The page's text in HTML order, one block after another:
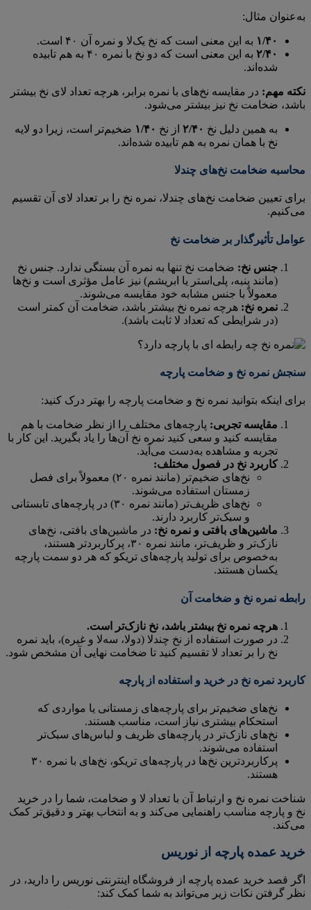
به‌عنوان مثال:
۱/۴۰ به این معنی است که نخ یک‌لا و نمره آن ۴۰ است.
۲/۴۰
به این معنی است که دو نخ با نمره ۴۰ به هم تابیده
شده‌اند.
نکته مهم: در مقایسه نخ‌های با نمره برابر، هرچه تعداد لای نخ بیشتر
باشد، ضخامت نخ نیز بیشتر می‌شود.
به همین دلیل نخ ۲/۴۰ از نخ ۱/۴۰ ضخیم‌تر است، زیرا دو لایه
نخ با همان نمره به هم تابیده شده‌اند.
محاسبه ضخامت نخ‌های چندلا
برای تعیین ضخامت نخ‌های چندلا، نمره نخ را بر تعداد لای آن تقسیم
می‌کنیم.
عوامل تأثیرگذار بر ضخامت نخ
جنس نخ: ضخامت نخ تنها به نمره آن بستگی ندارد. جنس نخ
(مانند پنبه، پلی‌استر یا ابریشم) نیز عامل مؤثری است و نخ‌ها
معمولاً با جنس مشابه خود مقایسه می‌شوند.
نمره نخ: هرچه نمره نخ بیشتر باشد، ضخامت آن کمتر است
(در شرایطی که تعداد لا ثابت باشد).
سنجش نمره نخ و ضخامت پارچه
برای اینکه بتوانید نمره نخ و ضخامت پارچه را بهتر درک کنید:
مقایسه تجربی: پارچه‌های مختلف را از نظر ضخامت با هم
مقایسه کنید و سعی کنید نمره نخ آن‌ها را یاد بگیرید. این کار با
تجربه و مشاهده به‌دست می‌آید.
کاربرد نخ در فصول مختلف:
نخ‌های ضخیم‌تر (مانند نمره ۲۰) معمولاً برای فصل
زمستان استفاده می‌شوند.
نخ‌های ظریف‌تر (مانند نمره ۳۰) در پارچه‌های تابستانی
و سبک‌تر کاربرد دارند.
ماشین‌های بافتی و نمره نخ: در ماشین‌های بافتی، نخ‌های
نازک‌تر و ظریف‌تر، مانند نمره ۳۰، پرکاربردتر هستند،
به‌خصوص برای تولید پارچه‌های تریکو که هر دو سمت پارچه
یکسان هستند.
رابطه نمره نخ و ضخامت آن
هرچه نمره نخ بیشتر باشد، نخ نازک‌تر است.
در صورت استفاده از نخ چندلا (دولا، سه‌لا و غیره)، باید نمره
نخ را بر تعداد لا تقسیم کنید تا ضخامت نهایی آن مشخص شود.
کاربرد نمره نخ در خرید و استفاده از پارچه
نخ‌های ضخیم‌تر برای پارچه‌های زمستانی یا مواردی که
استحکام بیشتری نیاز است، مناسب هستند.
نخ‌های نازک‌تر در پارچه‌های ظریف و لباس‌های سبک‌تر
استفاده می‌شوند.
پرکاربردترین نخ‌ها در پارچه‌های تریکو، نخ‌های با نمره ۳۰
هستند.
شناخت نمره نخ و ارتباط آن با تعداد لا و ضخامت، شما را در خرید
نخ و پارچه مناسب راهنمایی می‌کند و به انتخاب بهتر و دقیق‌تر کمک
می‌کند.
خرید عمده پارچه از نوریس
اگر قصد خرید عمده پارچه از فروشگاه اینترنتی نوریس را دارید، در
نظر گرفتن نکات زیر می‌تواند به شما کمک کند: